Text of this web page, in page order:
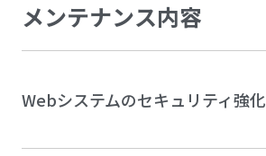
メンテナンス内容
Webシステムのセキュリティ強化